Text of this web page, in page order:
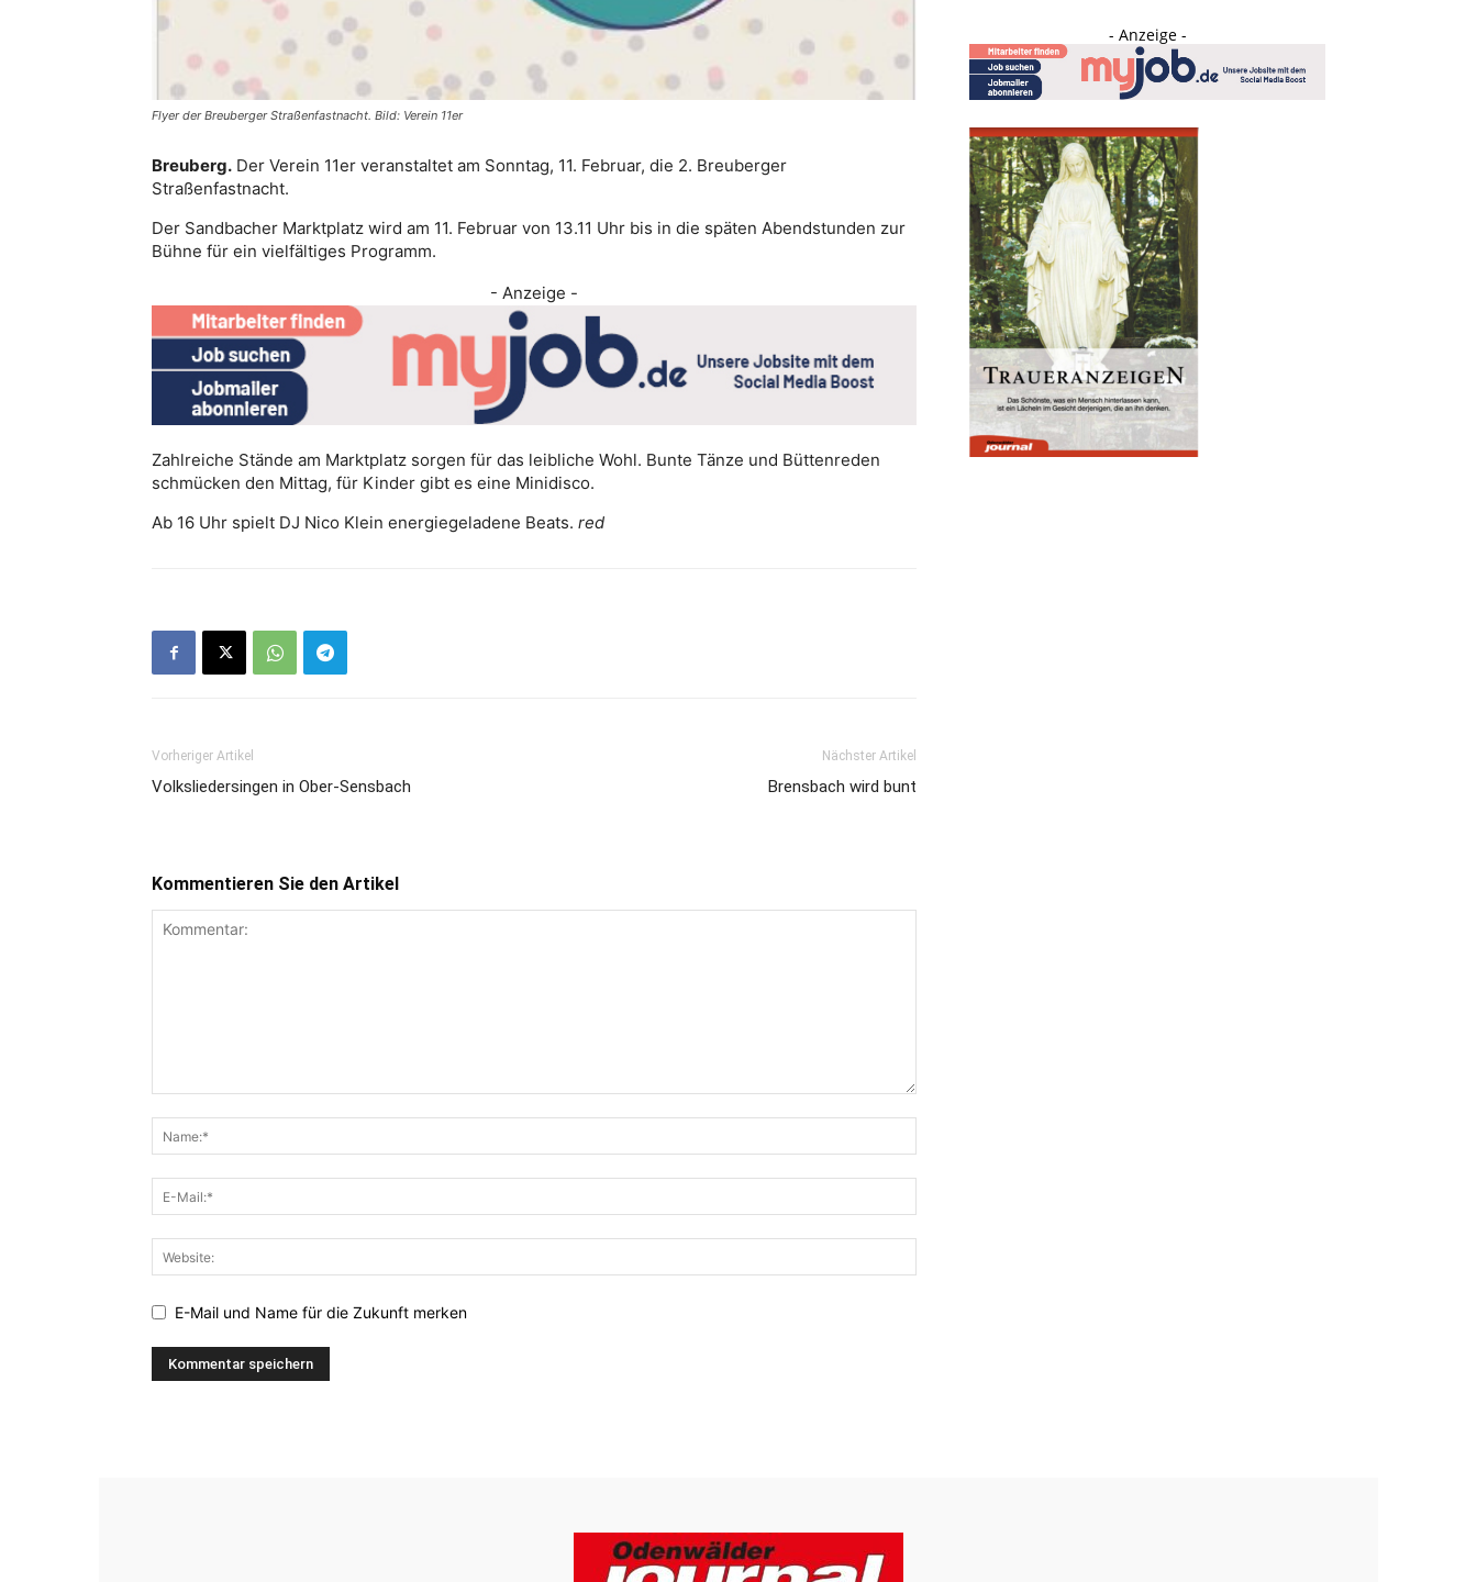
Flyer der Breuberger Straßenfastnacht. Bild: Verein 11er
Breuberg. Der Verein 11er veranstaltet am Sonntag, 11. Februar, die 2. Breuberger
Straßenfastnacht.
Der Sandbacher Marktplatz wird am 11. Februar von 13.11 Uhr bis in die späten Abendstunden zur
Bühne für ein vielfältiges Programm.
- Anzeige -
Zahlreiche Stände am Marktplatz sorgen für das leibliche Wohl. Bunte Tänze und Büttenreden
schmücken den Mittag, für Kinder gibt es eine Minidisco.
Ab 16 Uhr spielt DJ Nico Klein energiegeladene Beats. red
Vorheriger Artikel
Volksliedersingen in Ober-Sensbach
Nächster Artikel
Brensbach wird bunt
Kommentieren Sie den Artikel
E-Mail und Name für die Zukunft merken
- Anzeige -